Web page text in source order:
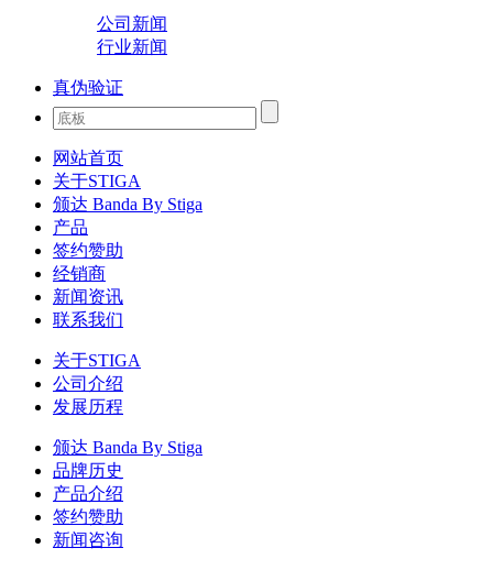
公司新闻
行业新闻
真伪验证
网站首页
关于STIGA
颁达 Banda By Stiga
产品
签约赞助
经销商
新闻资讯
联系我们
关于STIGA
公司介绍
发展历程
颁达 Banda By Stiga
品牌历史
产品介绍
签约赞助
新闻咨询